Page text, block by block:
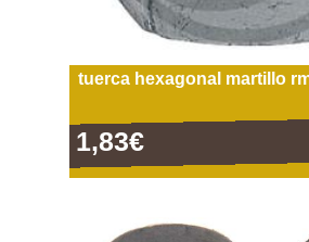
tuerca hexagonal martillo
1,83€